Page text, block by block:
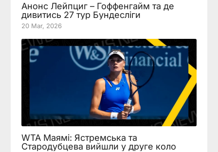
Анонс Лейпциг – Гоффенгайм та де
дивитись 27 тур Бундесліги
20 Mar, 2026
WTA Маямі: Ястремська та
Стародубцева вийшли у друге коло